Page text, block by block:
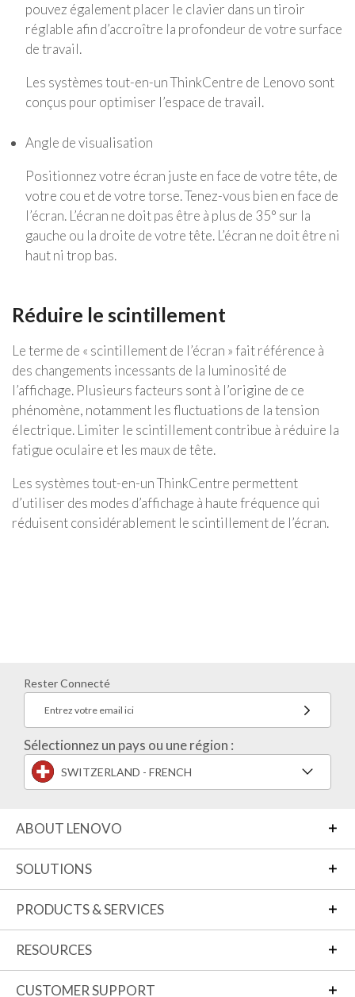
pouvez également placer le clavier dans un tiroir
réglable afin d’accroître la profondeur de votre surface
de travail.
Les systèmes tout-en-un ThinkCentre de Lenovo sont
conçus pour optimiser l’espace de travail.
Angle de visualisation
Positionnez votre écran juste en face de votre tête, de
votre cou et de votre torse. Tenez-vous bien en face de
l’écran. L’écran ne doit pas être à plus de 35° sur la
gauche ou la droite de votre tête. L’écran ne doit être ni
haut ni trop bas.
Réduire le scintillement
Le terme de « scintillement de l’écran » fait référence à
des changements incessants de la luminosité de
l’affichage. Plusieurs facteurs sont à l’origine de ce
phénomène, notamment les fluctuations de la tension
électrique. Limiter le scintillement contribue à réduire la
fatigue oculaire et les maux de tête.
Les systèmes tout-en-un ThinkCentre permettent
d’utiliser des modes d’affichage à haute fréquence qui
réduisent considérablement le scintillement de l’écran.
Rester Connecté
Entrez votre email ici
Sélectionnez un pays ou une région :
SWITZERLAND - FRENCH
ABOUT LENOVO
SOLUTIONS
PRODUCTS & SERVICES
RESOURCES
CUSTOMER SUPPORT